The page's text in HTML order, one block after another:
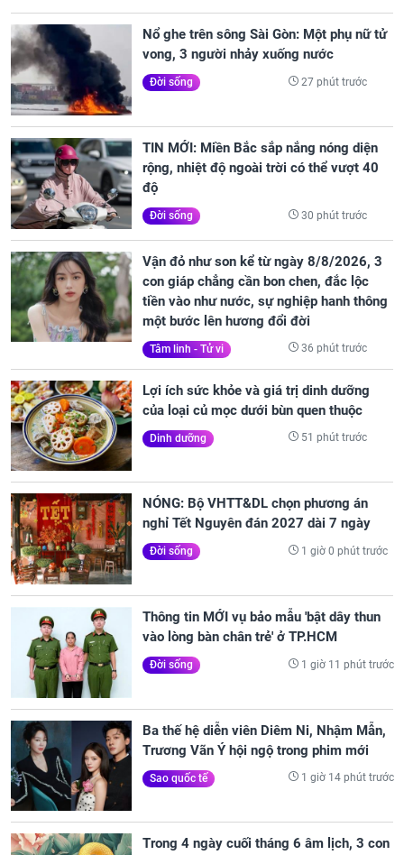
Nổ ghe trên sông Sài Gòn: Một phụ nữ tử
vong, 3 người nhảy xuống nước
Đời sống 27 phút trước
TIN MỚI: Miền Bắc sắp nắng nóng diện
rộng, nhiệt độ ngoài trời có thể vượt 40
độ
Đời sống 30 phút trước
Vận đỏ như son kể từ ngày 8/8/2026, 3
con giáp chẳng cần bon chen, đắc lộc
tiền vào như nước, sự nghiệp hanh thông
một bước lên hương đổi đời
Tâm linh - Tử vi 36 phút trước
Lợi ích sức khỏe và giá trị dinh dưỡng
của loại củ mọc dưới bùn quen thuộc
Dinh dưỡng 51 phút trước
NÓNG: Bộ VHTT&DL chọn phương án
nghỉ Tết Nguyên đán 2027 dài 7 ngày
Đời sống 1 giờ 0 phút trước
Thông tin MỚI vụ bảo mẫu 'bật dây thun
vào lòng bàn chân trẻ' ở TP.HCM
Đời sống 1 giờ 11 phút trước
Ba thế hệ diễn viên Diêm Ni, Nhậm Mẫn,
Trương Vãn Ý hội ngộ trong phim mới
Sao quốc tế 1 giờ 14 phút trước
Trong 4 ngày cuối tháng 6 âm lịch, 3 con